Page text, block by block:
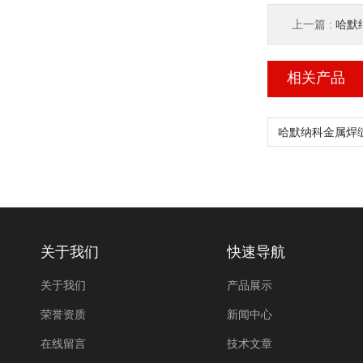
上一篇 : 哈默
相关产品
关于我们
关于我们
荣誉资质
在线留言
快速导航
产品展示
新闻中心
技术文章